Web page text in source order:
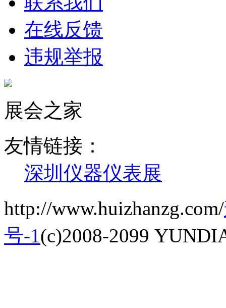
在线反馈
违规举报
展会之家
友情链接：
深圳仪器仪表展
http://www.huizhanzg.com/
号-1(c)2008-2099